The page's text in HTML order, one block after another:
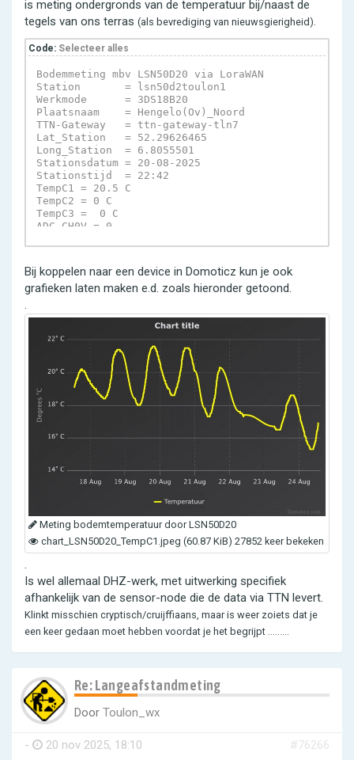
is meting ondergronds van de temperatuur bij/naast de
tegels van ons terras (als bevrediging van nieuwsgierigheid).
Code: Selecteer alles
Bodemmeting mbv LSN50D20 via LoraWAN
Station       = lsn50d2toulon1
Werkmode      = 3DS18B20
Plaatsnaam    = Hengelo(Ov)_Noord
TTN-Gateway   = ttn-gateway-tln7
Lat_Station   = 52.29626465
Long_Station  = 6.8055501
Stationsdatum = 20-08-2025
Stationstijd  = 22:42
TempC1 = 20.5 C
TempC2 = 0 C
TempC3 =  0 C
ADC_CH0V = 0
SunsetTime = 2025-08-20 20:48:00+00:00
Software = Python-script TTN_Reader,
Bij koppelen naar een device in Domoticz kun je ook
grafieken laten maken e.d. zoals hieronder getoond.
.
Meting bodemtemperatuur door LSN50D20
chart_LSN50D20_TempC1.jpeg (60.87 KiB) 27852 keer bekeken
.
Is wel allemaal DHZ-werk, met uitwerking specifiek
afhankelijk van de sensor-node die de data via TTN levert.
Klinkt misschien cryptisch/cruijffiaans, maar is weer zoiets dat je
een keer gedaan moet hebben voordat je het begrijpt .........
Re: Langeafstandmeting
Door Toulon_wx
- 20 nov 2025, 18:10
#76266